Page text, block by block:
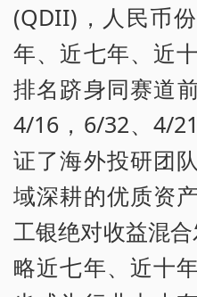
(QDII)，人民币
年、近七年、近
排名跻身同赛道
4/16，6/32、4/
证了海外投研团
域深耕的优质资
工银绝对收益混
略近七年、近十